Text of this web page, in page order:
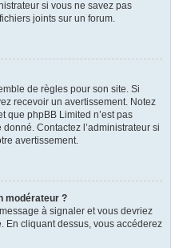
si vous ne savez pas
joints sur un forum.
de règles pour son site. Si
recevoir un avertissement. Notez
que phpBB Limited n’est pas
Contactez l’administrateur si
avertissement.
modérateur ?
à signaler et vous devriez
En cliquant dessus, vous accéderez